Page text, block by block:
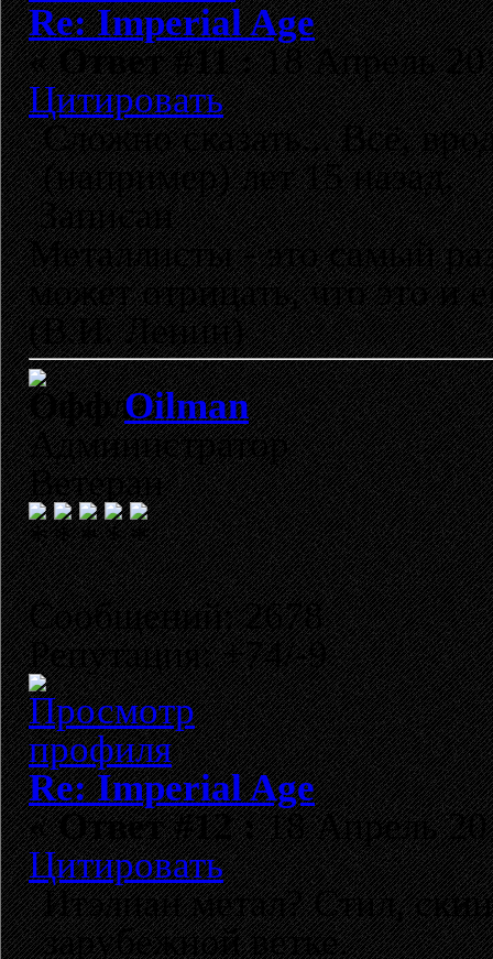
Re: Imperial Age
«Ответ #11 :18 Апрель
Цитировать
Сложно сказать... Всё,
(например) лет 15 назад.
Записан
Металлисты - это самый
может отрицать, что это и
(В.И. Ленин)
Oilman
Администратор
Ветеран
Сообщений: 2678
Репутация: +74/-9
Re: Imperial Age
«Ответ #12 :18 Апрель
Цитировать
Итэлиан метал? Стил,
зарубежной ветке.